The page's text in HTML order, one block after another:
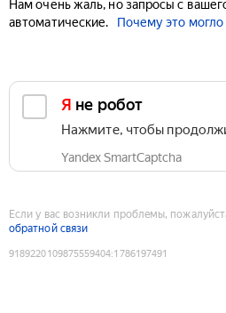
Нам очень жаль, но запросы с
автоматические.
Почему это могло
Я не робот
Нажмите, чтобы
Yandex SmartCaptcha
Если у вас возникли проблемы,
обратной связи
9189220109875559404:1786197491